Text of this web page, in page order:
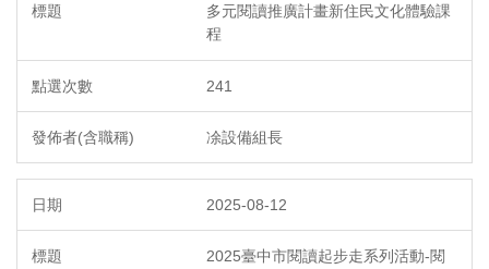
多元閱讀推廣計畫新住民文化體驗課
程
241
凃設備組長
2025-08-12
2025臺中市閱讀起步走系列活動-閱